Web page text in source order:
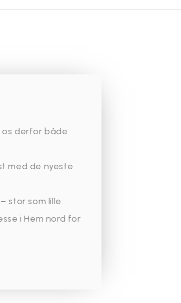
derfor både
med de nyeste
stor som lille.
i Hem nord for